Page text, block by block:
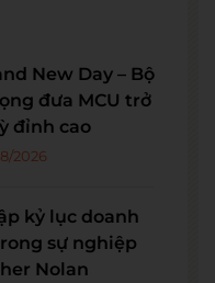
New Day – Bộ
đưa MCU trở
đỉnh cao
2026
kỷ lục doanh
sự nghiệp
Nolan